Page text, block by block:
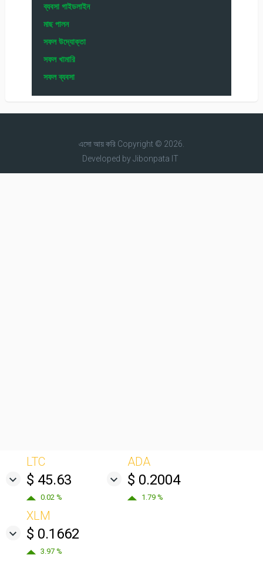
ব্যবসা গাইডলাইন
মাছ পালন
সফল উদ্যোক্তা
সফল খামারি
সফল ব্যবসা
এসো আয় করিCopyright © 2026.
Developed byJibonpata IT
LTC
$ 45.63
0.02 %
ADA
$ 0.2004
1.79 %
XLM
$ 0.1662
3.97 %